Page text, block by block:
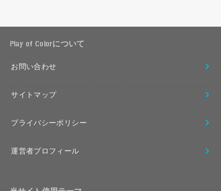
Play of Colorについて
お問い合わせ
サイトマップ
プライバシーポリシー
運営者プロフィール